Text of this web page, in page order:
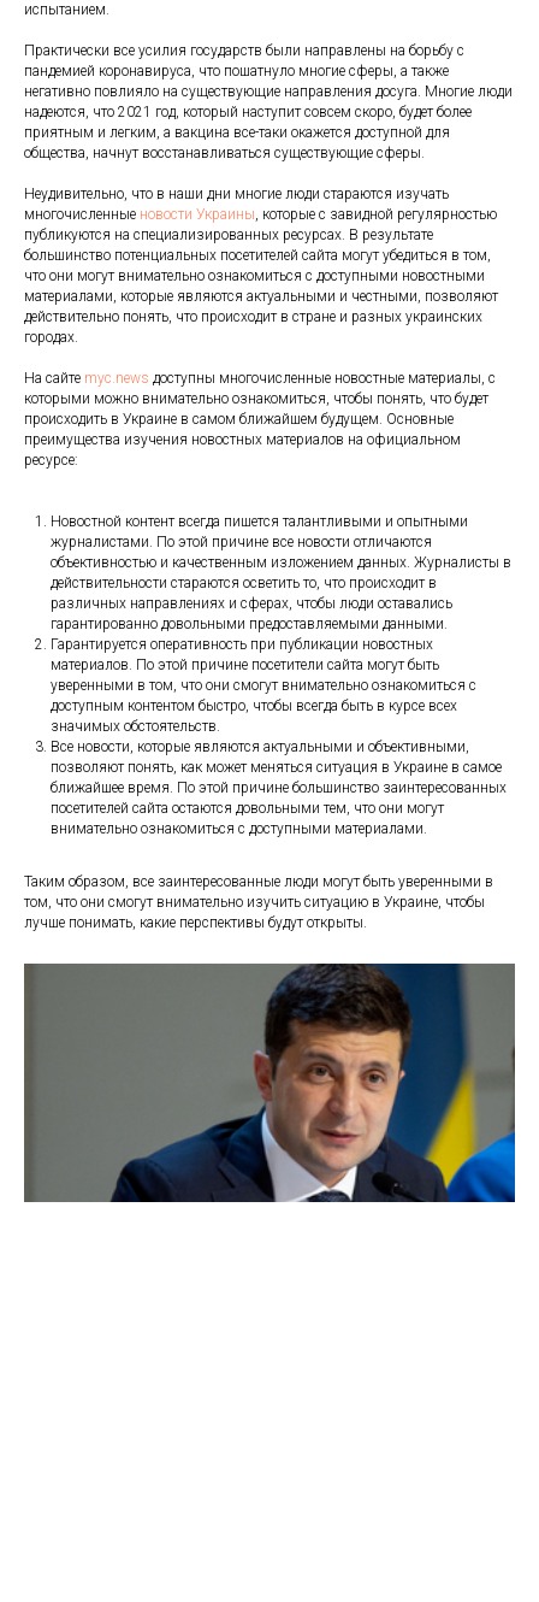
испытанием.
Практически все усилия государств были направлены на борьбу с
пандемией коронавируса, что пошатнуло многие сферы, а также
негативно повлияло на существующие направления досуга. Многие люди
надеются, что 2021 год, который наступит совсем скоро, будет более
приятным и легким, а вакцина все-таки окажется доступной для
общества, начнут восстанавливаться существующие сферы.
Неудивительно, что в наши дни многие люди стараются изучать
многочисленные новости Украины, которые с завидной регулярностью
публикуются на специализированных ресурсах. В результате
большинство потенциальных посетителей сайта могут убедиться в том,
что они могут внимательно ознакомиться с доступными новостными
материалами, которые являются актуальными и честными, позволяют
действительно понять, что происходит в стране и разных украинских
городах.
На сайте myc.news доступны многочисленные новостные материалы, с
которыми можно внимательно ознакомиться, чтобы понять, что будет
происходить в Украине в самом ближайшем будущем. Основные
преимущества изучения новостных материалов на официальном
ресурсе:
Новостной контент всегда пишется талантливыми и опытными
журналистами. По этой причине все новости отличаются
объективностью и качественным изложением данных. Журналисты в
действительности стараются осветить то, что происходит в
различных направлениях и сферах, чтобы люди оставались
гарантированно довольными предоставляемыми данными.
Гарантируется оперативность при публикации новостных
материалов. По этой причине посетители сайта могут быть
уверенными в том, что они смогут внимательно ознакомиться с
доступным контентом быстро, чтобы всегда быть в курсе всех
значимых обстоятельств.
Все новости, которые являются актуальными и объективными,
позволяют понять, как может меняться ситуация в Украине в самое
ближайшее время. По этой причине большинство заинтересованных
посетителей сайта остаются довольными тем, что они могут
внимательно ознакомиться с доступными материалами.
Таким образом, все заинтересованные люди могут быть уверенными в
том, что они смогут внимательно изучить ситуацию в Украине, чтобы
лучше понимать, какие перспективы будут открыты.